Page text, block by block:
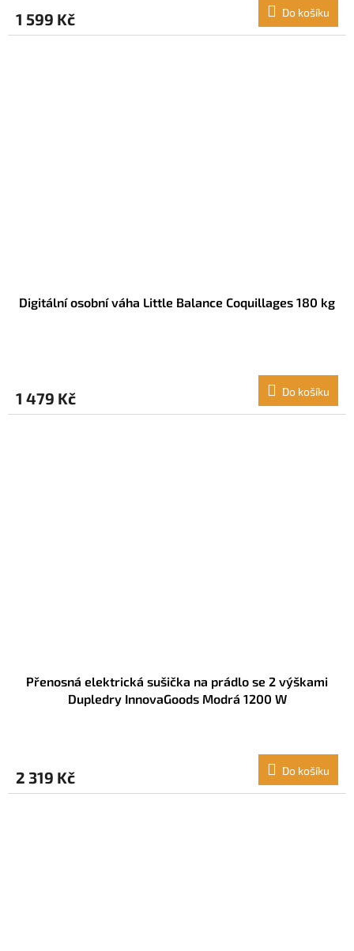
1 599 Kč Do košíku
Digitální osobní váha Little Balance Coquillages 180 kg
1 479 Kč Do košíku
Přenosná elektrická sušička na prádlo se 2 výškami
Dupledry InnovaGoods Modrá 1200 W
2 319 Kč Do košíku